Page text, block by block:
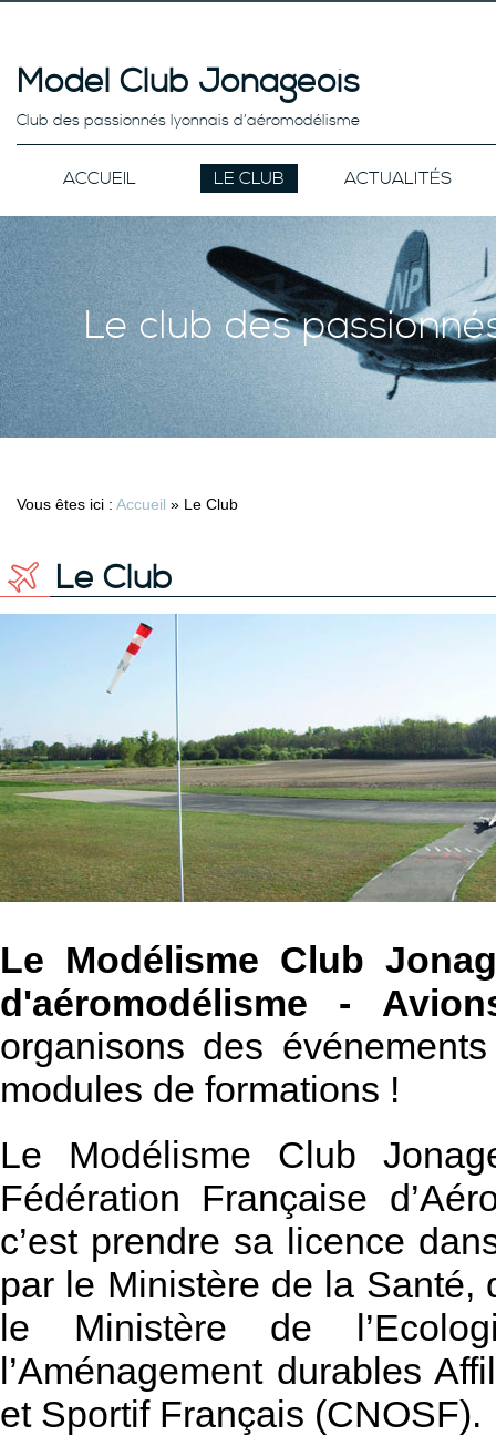
Model Club Jonageois
Club des passionnés lyonnais d’aéromodélisme
ACCUEIL LE CLUB ACTUALITÉS
Le club des
Vous êtes ici : Accueil » Le Club
Le Club
Le Modélisme Club
d'aéromodélisme -
organisons des
modules de formations !
Le Modélisme Club
Fédération Française
c’est prendre sa licence
par le Ministère de la Santé,
le Ministère de
l’Aménagement durables
et Sportif Français (CNOSF).